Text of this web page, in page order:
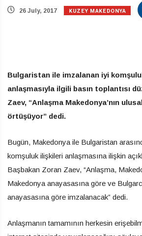
26 July, 2017 KUZEY MAKEDONYA
Bulgaristan ile imzalanan iyi
anlaşmasıyla ilgili basın toplantısı
Zaev, “Anlaşma Makedonya’nın
örtüşüyor” dedi.
Bugün, Makedonya ile Bulgaristan
komşuluk ilişkileri anlaşmasına ilişkin
Başbakan Zoran Zaev, “Anlaşma,
Makedonya anayasasına göre ve
anayasasına göre imzalanacak” dedi.
Anlaşmanın tamamının herkesin